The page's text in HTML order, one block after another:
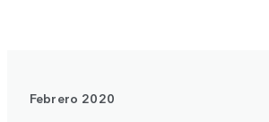
Febrero 2020